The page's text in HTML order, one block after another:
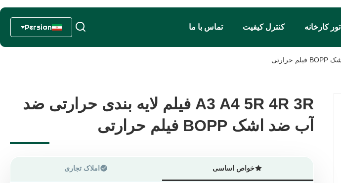
تور کارخانه کنترل کیفیت تماس با ما Persian
A3 A4 5R 4R 3R فیلم لایه بندی حرارتی ضد
آب ضد اشک BOPP فیلم حرارتی
A3 A4 5R 4R 3R فیلم لایه بندی حرارتی ضد
آب ضد اشک BOPP فیلم حرارتی
خواص اساسی املاک تجاری